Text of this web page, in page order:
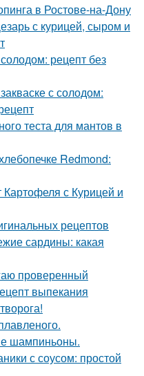
в Ростове-на-Дону
с курицей, сыром и
рецепт без
с солодом:
теста для мантов в
Redmond:
с Курицей и
рецептов
сардины: какая
проверенный
выпекания
шампиньоны.
с соусом: простой